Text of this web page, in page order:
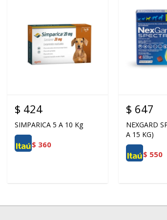
$ 424
SIMPARICA 5 A 10 Kg
$ 360
$ 647
NEXGARD
A 15 KG)
$ 550